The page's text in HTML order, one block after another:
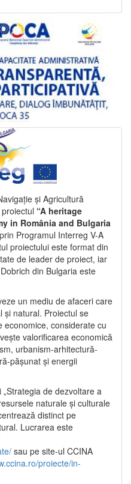
și Agricultură
“A heritage
in România and Bulgaria
Programul Interreg V-A
proiectului este format din
de leader de proiect, iar
din Bulgaria este
un mediu de afaceri care
și natural. Proiectul se
considerate cu
valorificarea economică
urbanism-arhitectură-
pășunat și energii
de dezvoltare a
naturale și culturale
distinct pe
Lucrarea este
sau pe site-ul CCINA
proiecte/in-